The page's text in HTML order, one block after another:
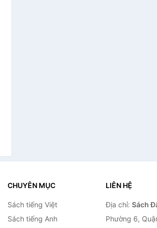
CHUYÊN MỤC
Sách tiếng Việt
Sách tiếng Anh
LIÊN HỆ
Địa chỉ: Sách
Phường 6,